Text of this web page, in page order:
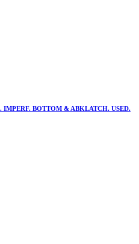
IMPERF. BOTTOM & ABKLATCH. USED.